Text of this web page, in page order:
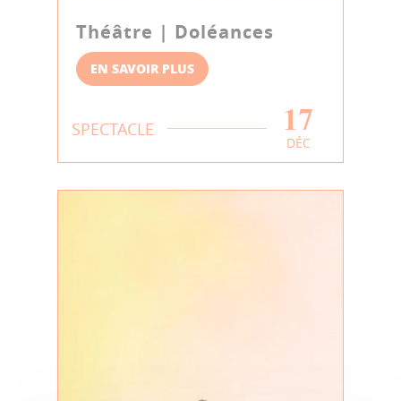
Théâtre | Doléances
EN SAVOIR PLUS
SPECTACLE 17
DÉC